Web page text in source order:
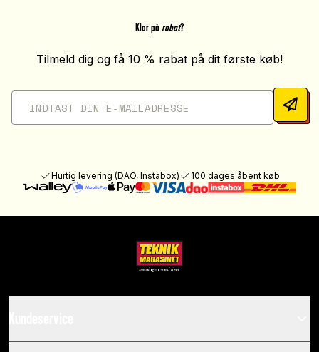
Klar på rabat?
Tilmeld dig og få 10 % rabat på dit første køb!
Hurtig levering (DAO, Instabox) 100 dages åbent køb